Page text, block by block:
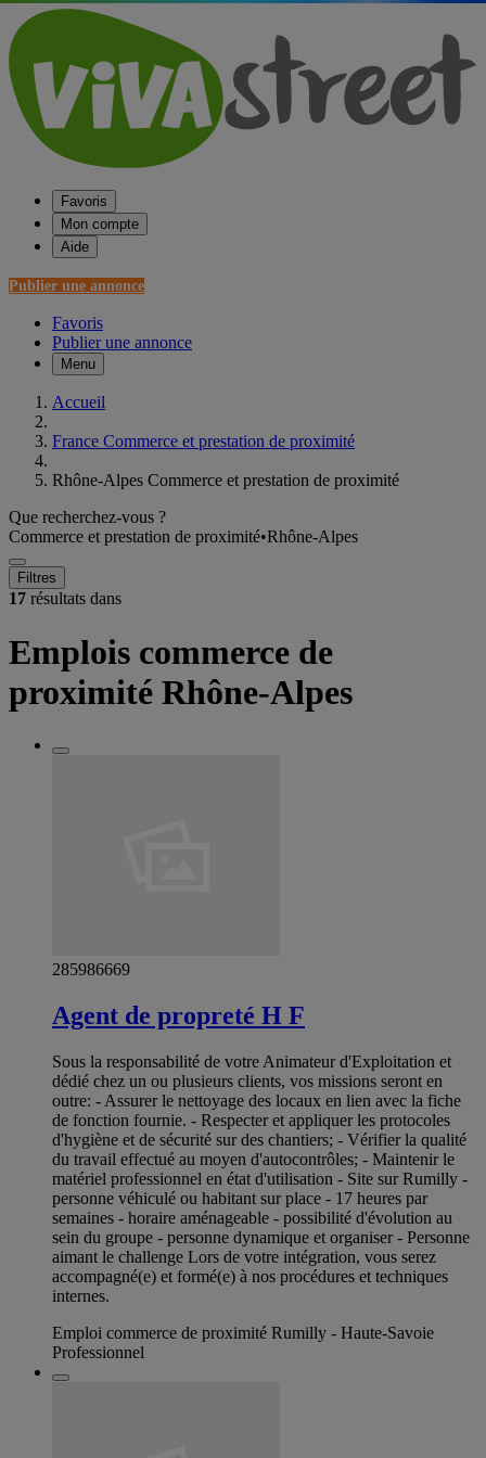
Favoris
Mon compte
Aide
Publier une annonce
Favoris
Publier une annonce
Menu
Accueil
France Commerce et prestation de proximité
Rhône-Alpes Commerce et prestation de proximité
Que recherchez-vous ?
Commerce et prestation de proximité•Rhône-Alpes
Filtres
17 résultats dans
Emplois commerce de
proximité Rhône-Alpes
285986669
Agent de propreté H F
Sous la responsabilité de votre Animateur d'Exploitation et
dédié chez un ou plusieurs clients, vos missions seront en
outre: - Assurer le nettoyage des locaux en lien avec la fiche
de fonction fournie. - Respecter et appliquer les protocoles
d'hygiène et de sécurité sur des chantiers; - Vérifier la qualité
du travail effectué au moyen d'autocontrôles; - Maintenir le
matériel professionnel en état d'utilisation - Site sur Rumilly -
personne véhiculé ou habitant sur place - 17 heures par
semaines - horaire aménageable - possibilité d'évolution au
sein du groupe - personne dynamique et organiser - Personne
aimant le challenge Lors de votre intégration, vous serez
accompagné(e) et formé(e) à nos procédures et techniques
internes.
Emploi commerce de proximité Rumilly - Haute-Savoie
Professionnel